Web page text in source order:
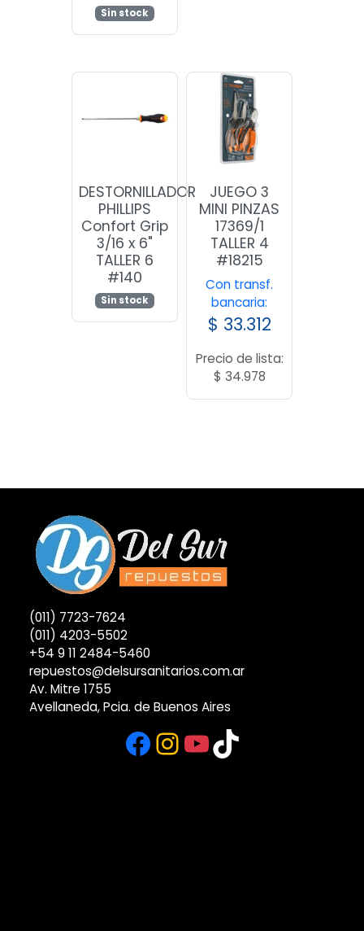
Sin stock
DESTORNILLADOR
PHILLIPS
Confort Grip
3/16 x 6"
TALLER 6
#140
Sin stock
JUEGO 3
MINI PINZAS
17369/1
TALLER 4
#18215
Con transf.
bancaria:
$ 33.312
Precio de lista:
$ 34.978
(011) 7723-7624
(011) 4203-5502
+54 9 11 2484-5460
repuestos@delsursanitarios.com.ar
Av. Mitre 1755
Avellaneda, Pcia. de Buenos Aires
Facebook
Instagram
YouTube
TikTok